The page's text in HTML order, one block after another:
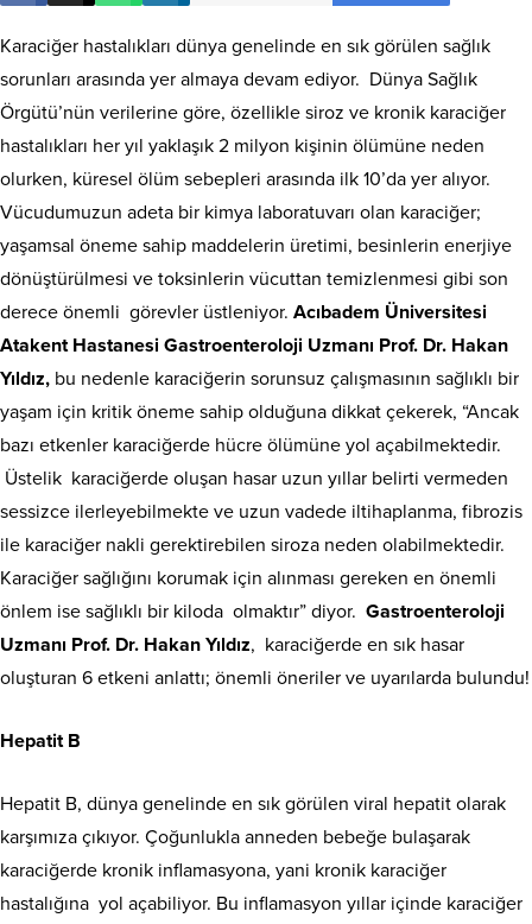
Karaciğer hastalıkları dünya genelinde en sık görülen sağlık
sorunları arasında yer almaya devam ediyor. Dünya Sağlık
Örgütü’nün verilerine göre, özellikle siroz ve kronik karaciğer
hastalıkları her yıl yaklaşık 2 milyon kişinin ölümüne neden
olurken, küresel ölüm sebepleri arasında ilk 10’da yer alıyor.
Vücudumuzun adeta bir kimya laboratuvarı olan karaciğer;
yaşamsal öneme sahip maddelerin üretimi, besinlerin enerjiye
dönüştürülmesi ve toksinlerin vücuttan temizlenmesi gibi son
derece önemli görevler üstleniyor. Acıbadem Üniversitesi
Atakent Hastanesi Gastroenteroloji Uzmanı Prof. Dr. Hakan
Yıldız, bu nedenle karaciğerin sorunsuz çalışmasının sağlıklı bir
yaşam için kritik öneme sahip olduğuna dikkat çekerek, “Ancak
bazı etkenler karaciğerde hücre ölümüne yol açabilmektedir.
Üstelik karaciğerde oluşan hasar uzun yıllar belirti vermeden
sessizce ilerleyebilmekte ve uzun vadede iltihaplanma, fibrozis
ile karaciğer nakli gerektirebilen siroza neden olabilmektedir.
Karaciğer sağlığını korumak için alınması gereken en önemli
önlem ise sağlıklı bir kiloda olmaktır” diyor. Gastroenteroloji
Uzmanı Prof. Dr. Hakan Yıldız, karaciğerde en sık hasar
oluşturan 6 etkeni anlattı; önemli öneriler ve uyarılarda bulundu!
Hepatit B
Hepatit B, dünya genelinde en sık görülen viral hepatit olarak
karşımıza çıkıyor. Çoğunlukla anneden bebeğe bulaşarak
karaciğerde kronik inflamasyona, yani kronik karaciğer
hastalığına yol açabiliyor. Bu inflamasyon yıllar içinde karaciğer